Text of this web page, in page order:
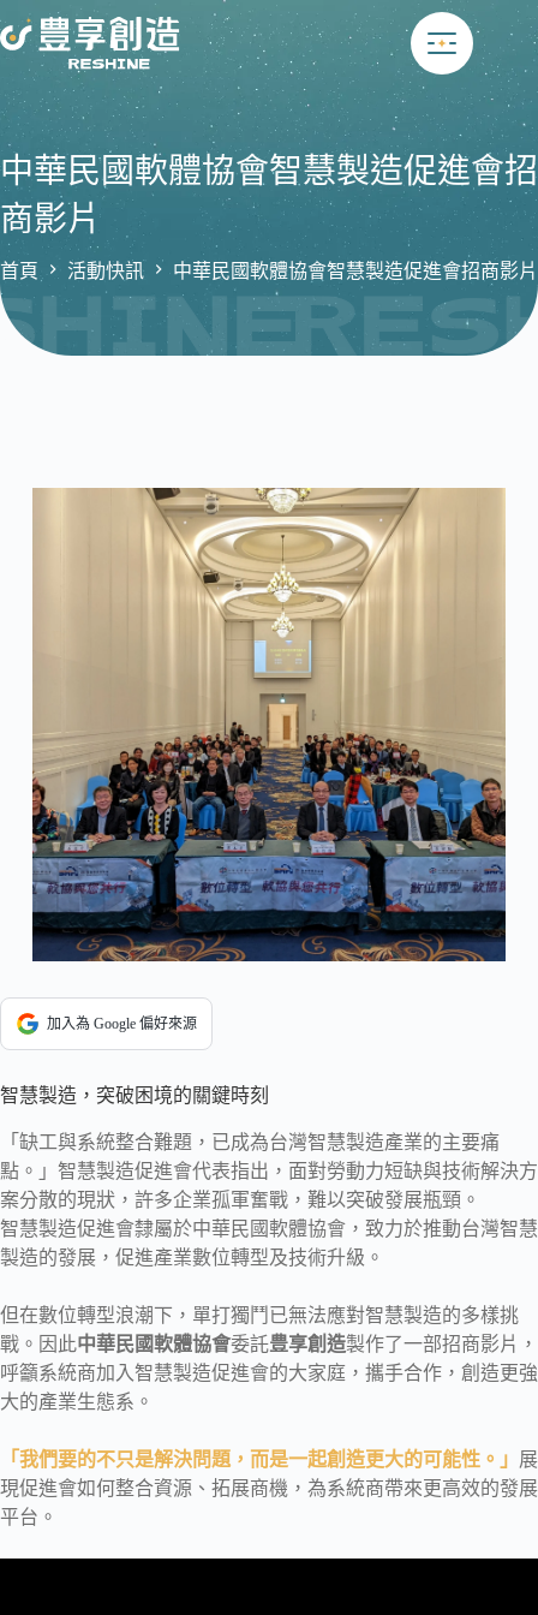
至
要
內
容
中華民國軟體協會智慧製造促進會招
商影片
首頁 活動快訊 中華民國軟體協會智慧製造促進會招商影片
加入為 Google 偏好來源
智慧製造，突破困境的關鍵時刻
「缺工與系統整合難題，已成為台灣智慧製造產業的主要痛
點。」智慧製造促進會代表指出，面對勞動力短缺與技術解決方
案分散的現狀，許多企業孤軍奮戰，難以突破發展瓶頸。
智慧製造促進會隸屬於中華民國軟體協會，致力於推動台灣智慧
製造的發展，促進產業數位轉型及技術升級。
但在數位轉型浪潮下，單打獨鬥已無法應對智慧製造的多樣挑
戰。因此中華民國軟體協會委託豊享創造製作了一部招商影片，
呼籲系統商加入智慧製造促進會的大家庭，攜手合作，創造更強
大的產業生態系。
「我們要的不只是解決問題，而是一起創造更大的可能性。」 展
現促進會如何整合資源、拓展商機，為系統商帶來更高效的發展
平台。